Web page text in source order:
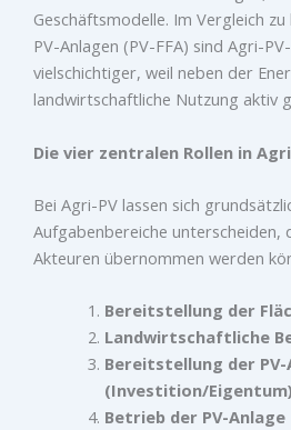
Geschäftsmodelle. Im Vergleich
PV-Anlagen (PV-FFA) sind Agri-
vielschichtiger, weil neben der
landwirtschaftliche Nutzung aktiv
Die vier zentralen Rollen in
Bei Agri-PV lassen sich
Aufgabenbereiche unterscheiden,
Akteuren übernommen werden
Bereitstellung der
Landwirtschaftliche
Bereitstellung der PV-
(Investition/Eigentum)
Betrieb der PV-Anlage